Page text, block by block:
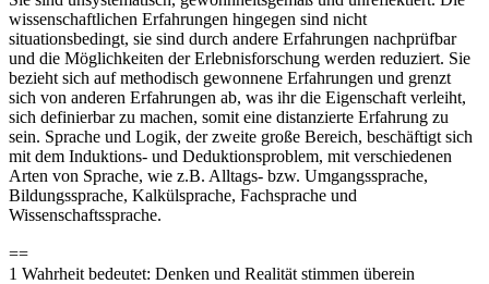
wissenschaftlichen Erfahrungen hingegen sind nicht
situationsbedingt, sie sind durch andere Erfahrungen nachprüfbar
und die Möglichkeiten der Erlebnisforschung werden reduziert. Sie
bezieht sich auf methodisch gewonnene Erfahrungen und grenzt
sich von anderen Erfahrungen ab, was ihr die Eigenschaft verleiht,
sich definierbar zu machen, somit eine distanzierte Erfahrung zu
sein. Sprache und Logik, der zweite große Bereich, beschäftigt sich
mit dem Induktions- und Deduktionsproblem, mit verschiedenen
Arten von Sprache, wie z.B. Alltags- bzw. Umgangssprache,
Bildungssprache, Kalkülsprache, Fachsprache und
Wissenschaftssprache.
==
1 Wahrheit bedeutet: Denken und Realität stimmen überein